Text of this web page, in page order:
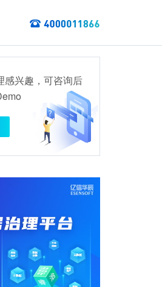
管理
数据应用服务，实现资产价
务
等应用场景于一体
业用户提供云原生仓湖一
感兴趣，可咨询后